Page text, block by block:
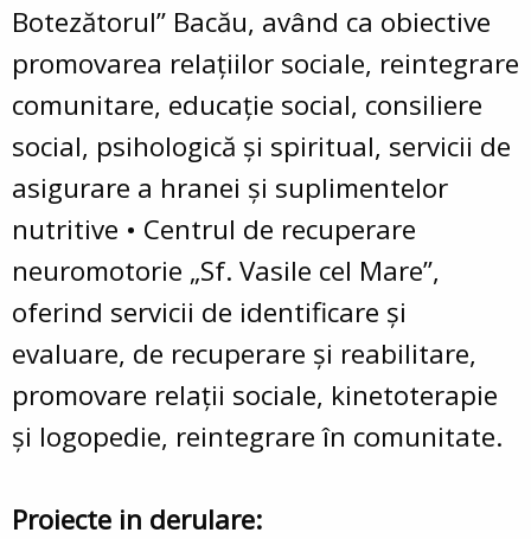
Botezătorul” Bacău, având ca obiective
promovarea relaţiilor sociale, reintegrare
comunitare, educaţie social, consiliere
social, psihologică şi spiritual, servicii de
asigurare a hranei şi suplimentelor
nutritive • Centrul de recuperare
neuromotorie „Sf. Vasile cel Mare”,
oferind servicii de identificare şi
evaluare, de recuperare şi reabilitare,
promovare relaţii sociale, kinetoterapie
şi logopedie, reintegrare în comunitate.
Proiecte in derulare: